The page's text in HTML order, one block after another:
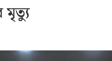
মৃত্যু